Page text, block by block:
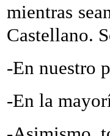
mientras
Castellano.
-En nuestro
-En la